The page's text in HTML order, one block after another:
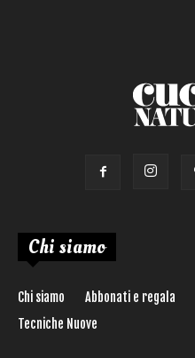
Chi siamo
Chi siamo Abbonati e regala
Tecniche Nuove